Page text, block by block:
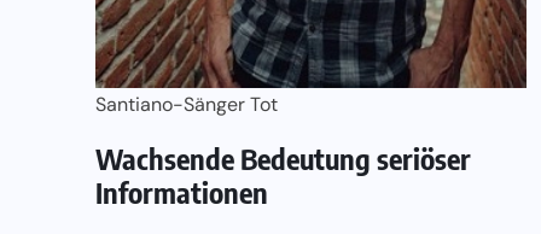
Santiano-Sänger Tot
Wachsende Bedeutung seriöser
Informationen